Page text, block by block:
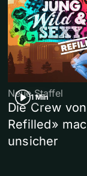
1 Min
Neue Staffel
Die Crew
Refilled»
unsicher